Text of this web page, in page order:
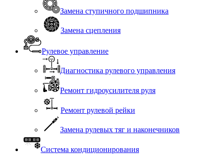
Замена ступичного подшипника
Замена сцепления
Рулевое управление
Диагностика рулевого управления
Ремонт гидроусилителя руля
Ремонт рулевой рейки
Замена рулевых тяг и наконечников
Система кондиционирования